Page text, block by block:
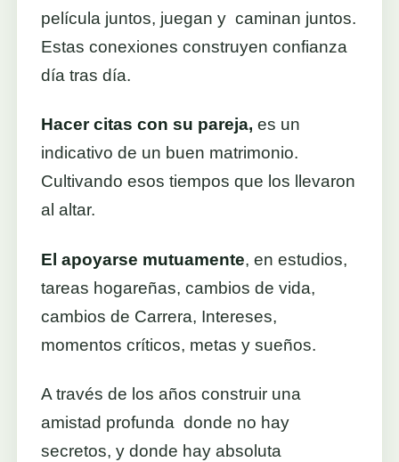
película juntos, juegan y caminan juntos.
Estas conexiones construyen confianza
día tras día.
Hacer citas con su pareja, es un
indicativo de un buen matrimonio.
Cultivando esos tiempos que los llevaron
al altar.
El apoyarse mutuamente, en estudios,
tareas hogareñas, cambios de vida,
cambios de Carrera, Intereses,
momentos críticos, metas y sueños.
A través de los años construir una
amistad profunda donde no hay
secretos, y donde hay absoluta